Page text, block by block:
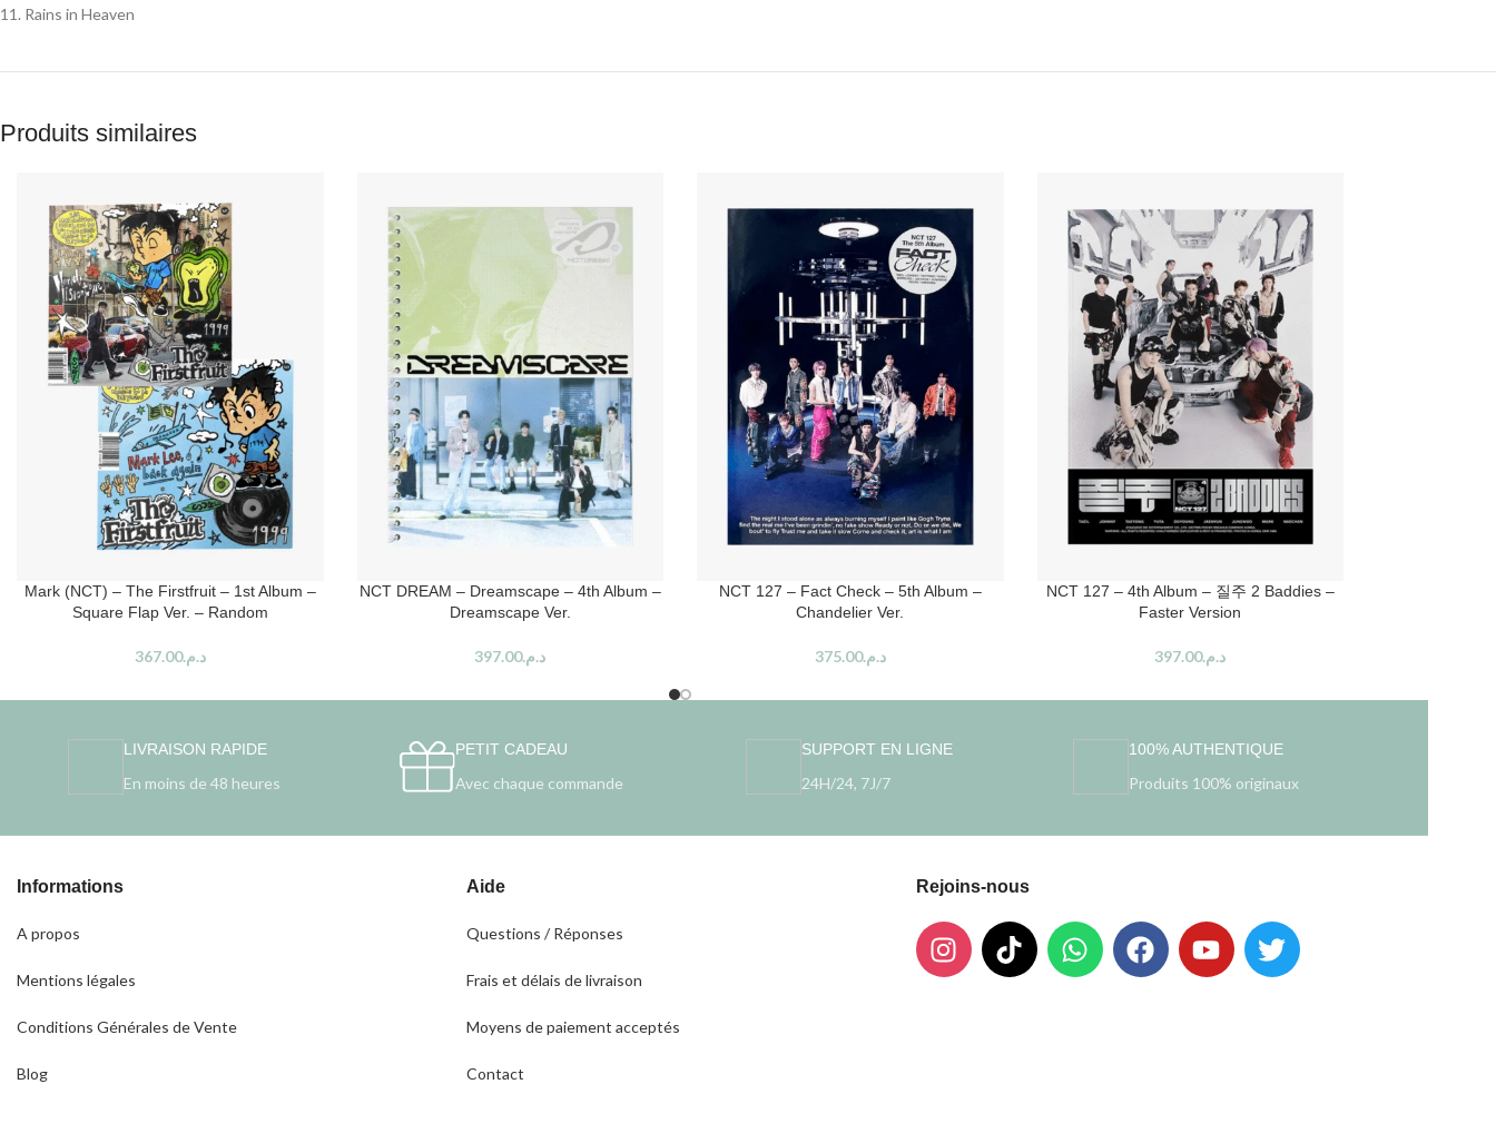
11. Rains in Heaven
Produits similaires
Mark (NCT) – The Firstfruit – 1st Album –
Square Flap Ver. – Random
د.م.367.00
NCT DREAM – Dreamscape – 4th Album –
Dreamscape Ver.
د.م.397.00
NCT 127 – Fact Check – 5th Album –
Chandelier Ver.
د.م.375.00
NCT 127 – 4th Album – 질주 2 Baddies –
Faster Version
د.م.397.00
LIVRAISON RAPIDE
En moins de 48 heures
PETIT CADEAU
Avec chaque commande
SUPPORT EN LIGNE
24H/24, 7J/7
100% AUTHENTIQUE
Produits 100% originaux
Informations
A propos
Mentions légales
Conditions Générales de Vente
Blog
Aide
Questions / Réponses
Frais et délais de livraison
Moyens de paiement acceptés
Contact
Rejoins-nous